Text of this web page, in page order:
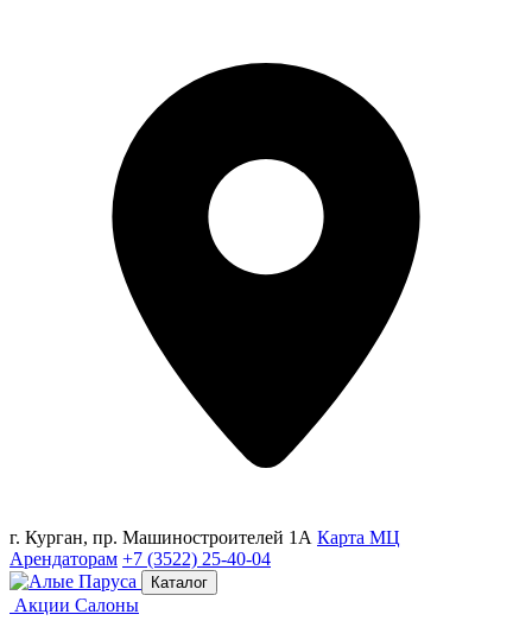
г. Курган, пр. Машиностроителей 1А Карта МЦ
Арендаторам +7 (3522) 25-40-04
Каталог
Акции Салоны